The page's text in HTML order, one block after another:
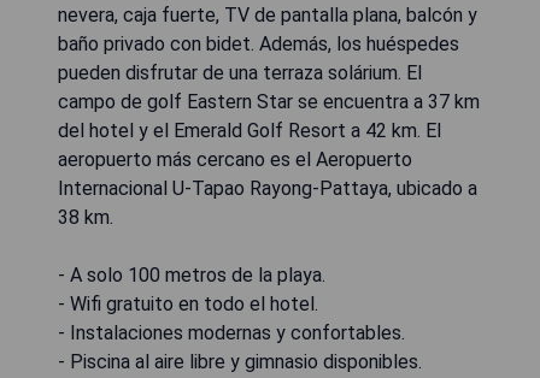
nevera, caja fuerte, TV de pantalla plana, balcón y
baño privado con bidet. Además, los huéspedes
pueden disfrutar de una terraza solárium. El
campo de golf Eastern Star se encuentra a 37 km
del hotel y el Emerald Golf Resort a 42 km. El
aeropuerto más cercano es el Aeropuerto
Internacional U-Tapao Rayong-Pattaya, ubicado a
38 km.
- A solo 100 metros de la playa.
- Wifi gratuito en todo el hotel.
- Instalaciones modernas y confortables.
- Piscina al aire libre y gimnasio disponibles.